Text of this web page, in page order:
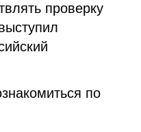
проверку
по